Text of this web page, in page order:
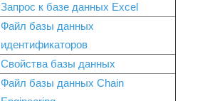
Запрос к базе данных Excel
Файл базы данных
идентификаторов
Свойства базы данных
Файл базы данных Chain